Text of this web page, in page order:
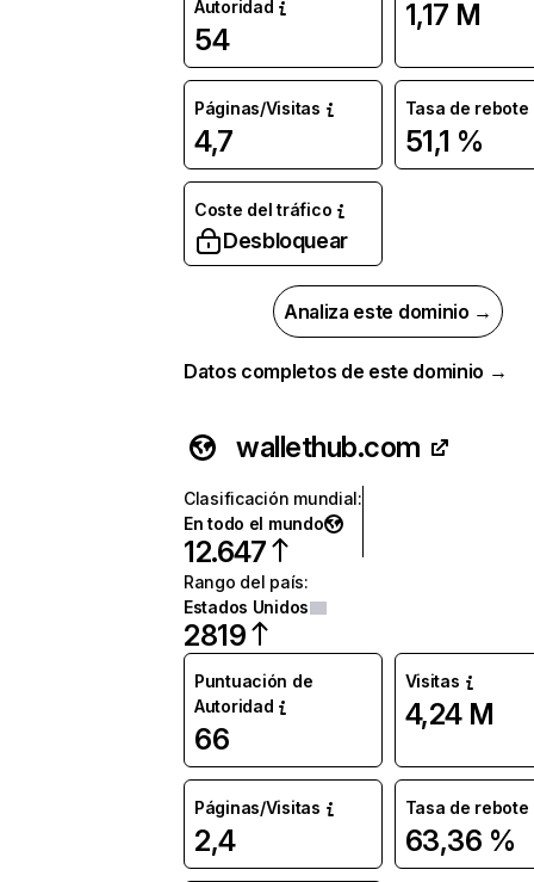
Autoridad
54
1,17 M
Páginas/Visitas
4,7
Tasa de rebote
51,1 %
Coste del tráfico
Desbloquear
Analiza este dominio →
Datos completos de este dominio →
wallethub.com
Clasificación mundial:
En todo el mundo
12.647
Rango del país:
Estados Unidos
2819
Puntuación de
Autoridad
66
Visitas
4,24 M
Páginas/Visitas
2,4
Tasa de rebote
63,36 %